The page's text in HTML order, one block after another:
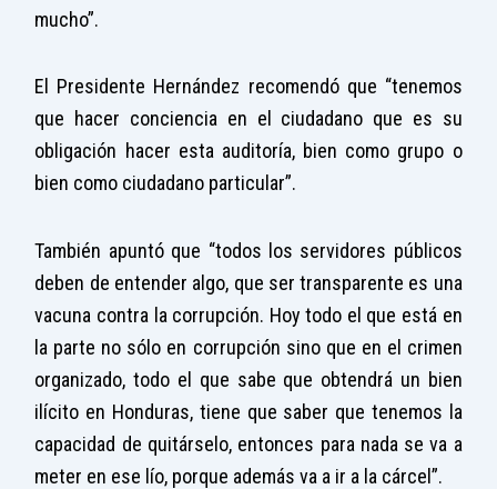
mucho”.
El Presidente Hernández recomendó que “tenemos
que hacer conciencia en el ciudadano que es su
obligación hacer esta auditoría, bien como grupo o
bien como ciudadano particular”.
También apuntó que “todos los servidores públicos
deben de entender algo, que ser transparente es una
vacuna contra la corrupción. Hoy todo el que está en
la parte no sólo en corrupción sino que en el crimen
organizado, todo el que sabe que obtendrá un bien
ilícito en Honduras, tiene que saber que tenemos la
capacidad de quitárselo, entonces para nada se va a
meter en ese lío, porque además va a ir a la cárcel”.